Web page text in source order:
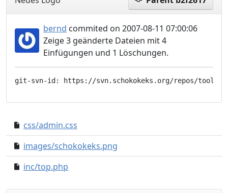
bernd commited on 2007-08-11 07:00:06
Zeige 3 geänderte Dateien mit 4
Einfügungen und 1 Löschungen.
css/admin.css
images/schokokeks.png
inc/top.php